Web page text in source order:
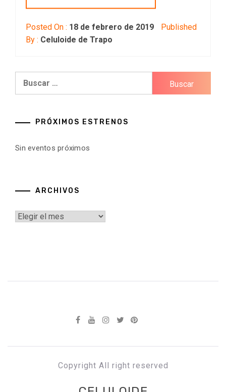
Posted On : 18 de febrero de 2019
Published
By : Celuloide de Trapo
PRÓXIMOS ESTRENOS
Sin eventos próximos
ARCHIVOS
Archivos
Copyright All right reserved